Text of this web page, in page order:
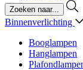
Binnenverlichting
Booglampen
Hanglampen